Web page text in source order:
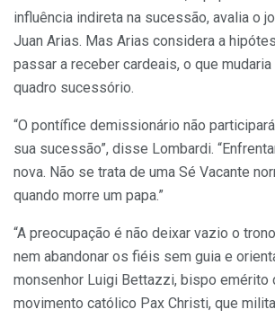
influência indireta na sucessão, avalia o
Juan Arias. Mas Arias considera a
passar a receber cardeais, o que
quadro sucessório.
“O pontífice demissionário não
sua sucessão”, disse Lombardi.
nova. Não se trata de uma Sé Vacante
quando morre um papa.”
“A preocupação é não deixar vazio o
nem abandonar os fiéis sem guia e
monsenhor Luigi Bettazzi, bispo emérito
movimento católico Pax Christi, que